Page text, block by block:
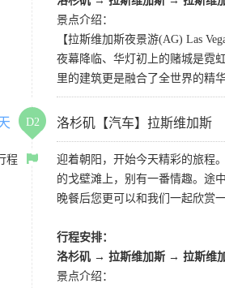
景点介绍：
【拉斯维加斯夜景游(AG) Las
夜幕降临、华灯初上的赌城是霓
里的建筑更是融合了全世界的精
D2 洛杉矶【汽车】拉斯维加斯
程
迎着朝阳，开始今天精彩的旅程
的戈壁滩上，别有一番情趣。途
晚餐后您更可以和我们一起欣赏
行程安排：
洛杉矶 → 拉斯维加斯 → 拉斯维
景点介绍：